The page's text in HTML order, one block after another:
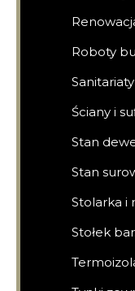
Roboty
Sanitariaty
Ściany i
Stan
Stan
Stolarka i
Stołek